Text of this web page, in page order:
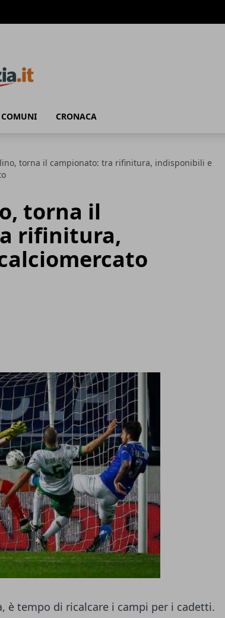
CRONACA
torna il campionato: tra rifinitura, indisponibili e
torna il
rifinitura,
è tempo di ricalcare i campi per i cadetti.